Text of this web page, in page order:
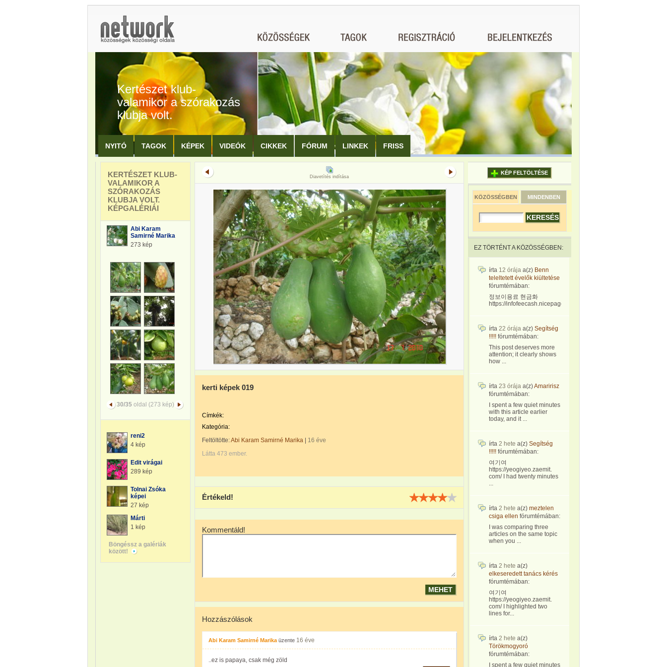
Kertészet klub-
valamikor a szórakozás
klubja volt.
NYITÓ TAGOK KÉPEK VIDEÓK CIKKEK FÓRUM LINKEK FRISS
KERTÉSZET KLUB-
VALAMIKOR A
SZÓRAKOZÁS
KLUBJA VOLT.
KÉPGALÉRIÁI
Abi Karam
Samirné Marika
273 kép
30/35 oldal (273 kép)
reni2
4 kép
Edit virágai
289 kép
Tolnai Zsóka
képei
27 kép
Márti
1 kép
Böngéssz a galériák
között!
Diavetítés indítása
kerti képek 019
Címkék:
Kategória:
Feltöltötte:Abi Karam Samirné Marika
16 éve
Látta 473 ember.
Értékeld!
Kommentáld!
Hozzászólások
Abi Karam Samirné Marika üzente 16 éve
..ez is papaya, csak még zöld
KÉP FELTÖLTÉSE
KÖZÖSSÉGBEN MINDENBEN
EZ TÖRTÉNT A KÖZÖSSÉGBEN:
írta 12 órája a(z) Benn
teleltetett évelők kiültetése
fórumtémában:
정보이용료 현금화
https://infofeecash.nicepage...
írta 22 órája a(z) Segítség
!!!!! fórumtémában:
This post deserves more
attention; it clearly shows
how ...
írta 23 órája a(z)Amaririsz
fórumtémában:
I spent a few quiet minutes
with this article earlier
today, and it ...
írta 2 hete a(z) Segítség
!!!!! fórumtémában:
여기여
https://yeogiyeo.zaemit.
com/ I had twenty minutes
...
írta 2 hete a(z) meztelen
csiga ellen fórumtémában:
I was comparing three
articles on the same topic
when you ...
írta 2 hete a(z)
elkeseredett tanács kérés
fórumtémában:
여기여
https://yeogiyeo.zaemit.
com/ I highlighted two
lines for...
írta 2 hete a(z)
Törökmogyoró
fórumtémában:
I spent a few quiet minutes